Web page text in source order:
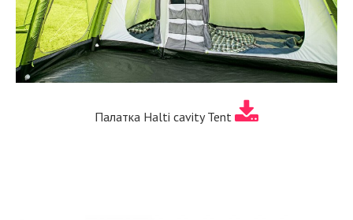
Палатка Halti cavity Tent